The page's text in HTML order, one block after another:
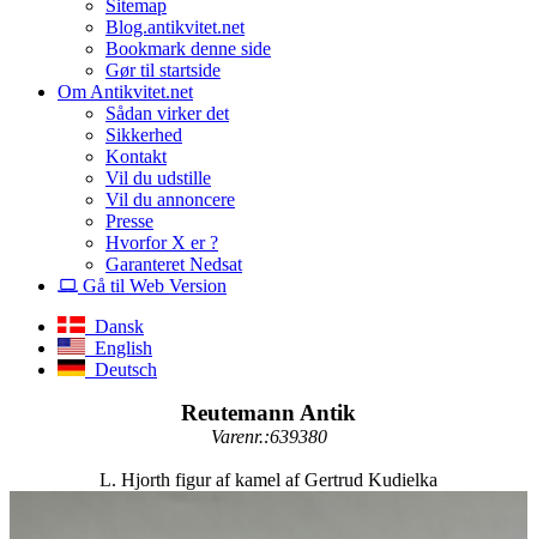
Sitemap
Blog.antikvitet.net
Bookmark denne side
Gør til startside
Om Antikvitet.net
Sådan virker det
Sikkerhed
Kontakt
Vil du udstille
Vil du annoncere
Presse
Hvorfor X er ?
Garanteret Nedsat
Gå til Web Version
Dansk
English
Deutsch
Reutemann Antik
Varenr.:639380
L. Hjorth figur af kamel af Gertrud Kudielka